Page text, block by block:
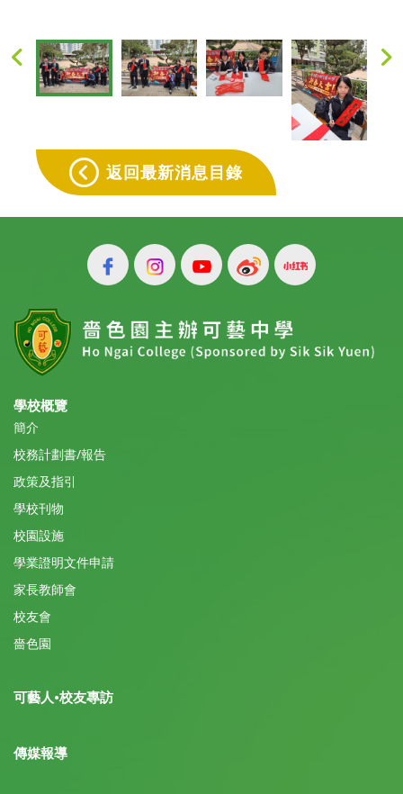
返回最新消息目錄
學校概覽
簡介
校務計劃書/報告
政策及指引
學校刊物
校園設施
學業證明文件申請
家長教師會
校友會
嗇色園
可藝人•校友專訪
傳媒報導